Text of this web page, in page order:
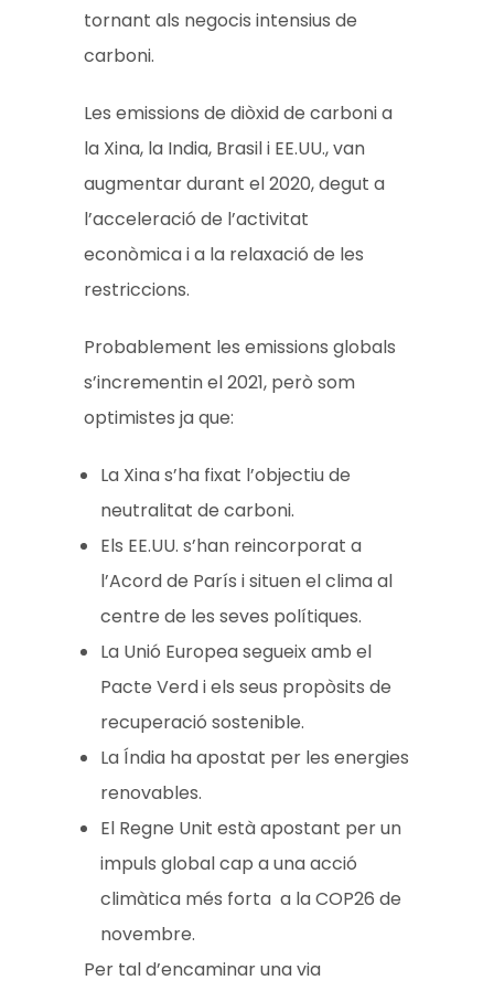
tornant als negocis intensius de
carboni.
Les emissions de diòxid de carboni a
la Xina, la India, Brasil i EE.UU., van
augmentar durant el 2020, degut a
l’acceleració de l’activitat
econòmica i a la relaxació de les
restriccions.
Probablement les emissions globals
s’incrementin el 2021, però som
optimistes ja que:
La Xina s’ha fixat l’objectiu de
neutralitat de carboni.
Els EE.UU. s’han reincorporat a
l’Acord de París i situen el clima al
centre de les seves polítiques.
La Unió Europea segueix amb el
Pacte Verd i els seus propòsits de
recuperació sostenible.
La Índia ha apostat per les energies
renovables.
El Regne Unit està apostant per un
impuls global cap a una acció
climàtica més forta a la COP26 de
novembre.
Per tal d’encaminar una via